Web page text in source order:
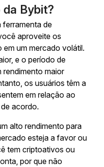
Bybit?
ferramenta de
aproveite os
um mercado volátil.
e o período de
rendimento maior
os usuários têm a
em relação ao
acordo.
alto rendimento para
esteja a favor ou
tem criptoativos ou
por que não